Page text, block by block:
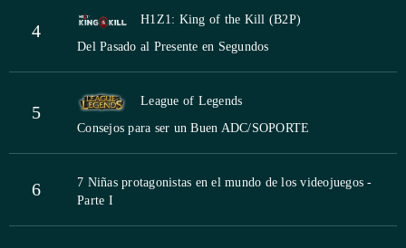
4
H1Z1: King of the Kill (B2P)
Del Pasado al Presente en Segundos
5
League of Legends
Consejos para ser un Buen ADC/SOPORTE
6
7 Niñas protagonistas en el mundo de los videojuegos -
Parte I